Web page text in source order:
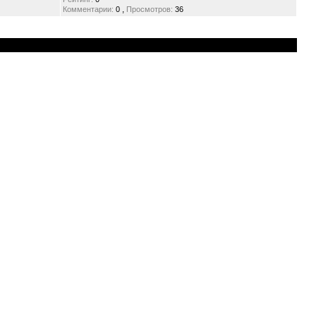
Комментарии: 0 , Просмотров: 36